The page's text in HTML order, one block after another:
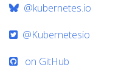
@kubernetes.io
@Kubernetesio
on GitHub